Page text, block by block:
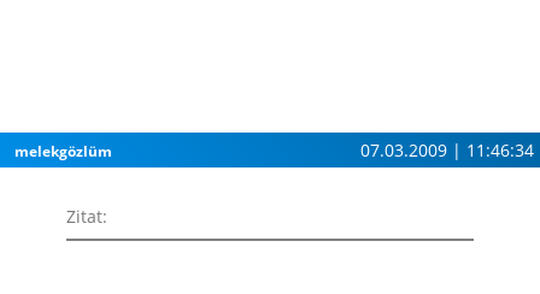
melekgözlüm 07.03.2009 | 11:46:34
Zitat: